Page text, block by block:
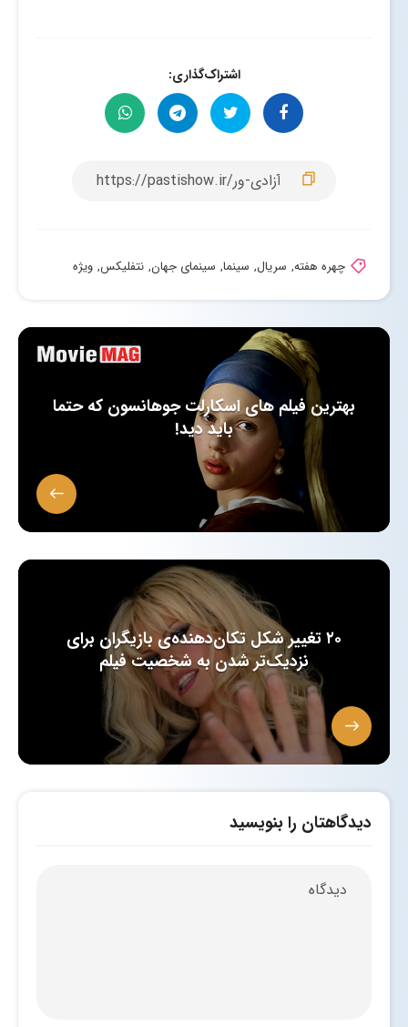
اشتراک‌گذاری:
چهره هفته, سریال, سینما, سینمای جهان, نتفلیکس, ویژه
بهترین فیلم های اسکارلت جوهانسون که حتما
باید دید!
۲۰ تغییر شکل تکان‌دهنده‌ی بازیگران برای
نزدیک‌تر شدن به شخصیت فیلم
دیدگاهتان را بنویسید